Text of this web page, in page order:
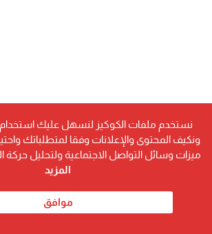
اقرأ أيضا...
اعرف هتقبض معاشك إمتى.. التأمينات
نستخدم ملفات الكوكيز لنسهل عليك استخدام
ونكيف المحتوى والإعلانات وفقا لمتطلباتك
ميزات وسائل التواصل الاجتماعية ولتحليل حركة
المزيد
موافق